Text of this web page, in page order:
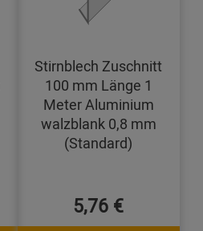
Stirnblech Zuschnitt
100 mm Länge 1
Meter Aluminium
walzblank 0,8 mm
(Standard)
5,76 €